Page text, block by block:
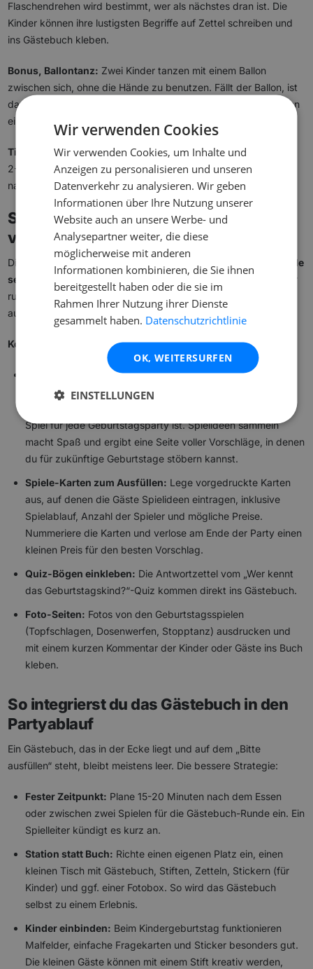
Flaschendrehen wird bestimmt, wer als nächstes dran ist. Die
Kinder können ihre lustigsten Begriffe auf Zettel schreiben und
ins Gästebuch kleben.
Bonus, Ballontanz: Zwei Kinder tanzen mit einem Ballon
zwischen sich, ohne die Hände zu benutzen. Fällt der Ballon, ist
das Team raus. Für Kindergeburtstage mit vielen kleinen Gästen
ein Highlight.
Tipp für die Vorbereitung:Plane pro Stunde Kindergeburtstag
2-3 Spiele ein. So bleibt genug Zeit für Essen, Geschenke und
natürlich die Gästebuch-Einträge.
Spiele als Gästebuch-Einträge: So
verbindest du beides
Die cleverste Methode, ein Gästebuch zu füllen:
Mach die Spiele
selbst zum Eintrag.
So müssen deine Gäste nicht extra in einer
ruhigen Ecke sitzen und nachdenken. Die Inhalte entstehen
automatisch während der Feier.
Konkrete Ideen:
Lieblings-Geburtstagsspiele-Seite:Bitte jeden Gast, sein
Lieblings-Geburtstagsspiel aufzuschreiben, mit Name,
kurzer Definition der Spielregeln und warum es das richtige
Spiel für jede Geburtstagsparty ist. Spielideen sammeln
macht Spaß und ergibt eine Seite voller Vorschläge, in denen
du für zukünftige Geburtstage stöbern kannst.
Spiele-Karten zum Ausfüllen: Lege vorgedruckte Karten
aus, auf denen die Gäste Spielideen eintragen, inklusive
Spielablauf, Anzahl der Spieler und mögliche Preise.
Nummeriere die Karten und verlose am Ende der Party einen
kleinen Preis für den besten Vorschlag.
Quiz-Bögen einkleben: Die Antwortzettel vom „Wer kennt
das Geburtstagskind?“-Quiz kommen direkt ins Gästebuch.
Foto-Seiten: Fotos von den Geburtstagsspielen
(Topfschlagen, Dosenwerfen, Stopptanz) ausdrucken und
mit einem kurzen Kommentar der Kinder oder Gäste ins Buch
kleben.
So integrierst du das Gästebuch in den
Partyablauf
Ein Gästebuch, das in der Ecke liegt und auf dem „Bitte
ausfüllen“ steht, bleibt meistens leer. Die bessere Strategie:
Fester Zeitpunkt: Plane 15-20 Minuten nach dem Essen
oder zwischen zwei Spielen für die Gästebuch-Runde ein. Ein
Spielleiter kündigt es kurz an.
Station statt Buch: Richte einen eigenen Platz ein, einen
kleinen Tisch mit Gästebuch, Stiften, Zetteln, Stickern (für
Kinder) und ggf. einer Fotobox. So wird das Gästebuch
selbst zu einem Erlebnis.
Kinder einbinden: Beim Kindergeburtstag funktionieren
Malfelder, einfache Fragekarten und Sticker besonders gut.
Die kleinen Gäste können mit einem Stift kreativ werden,
Wir verwenden Cookies
Wir verwenden Cookies, um Inhalte und
Anzeigen zu personalisieren und unseren
Datenverkehr zu analysieren. Wir geben
Informationen über Ihre Nutzung unserer
Website auch an unsere Werbe- und
Analysepartner weiter, die diese
möglicherweise mit anderen
Informationen kombinieren, die Sie ihnen
bereitgestellt haben oder die sie im
Rahmen Ihrer Nutzung ihrer Dienste
gesammelt haben. Datenschutzrichtlinie
OK, WEITERSURFEN
EINSTELLUNGEN